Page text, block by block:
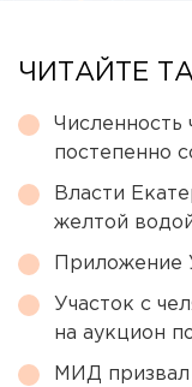
ЧИТАЙТЕ
Численность
постепенно
Власти
желтой
Приложение
Участок с
на аукцион
МИД призвал